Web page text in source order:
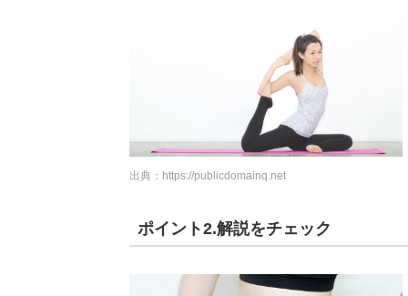
出典： https://publicdomainq.net
ポイント2.解説をチェック